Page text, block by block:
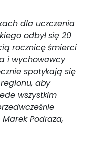
dla uczczenia
odbył się 20
rocznicę śmierci
i wychowawcy
spotykają się
aby
wszystkim
Podraza,